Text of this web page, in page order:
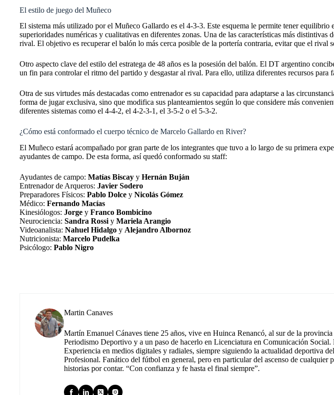
El estilo de juego del Muñeco
El sistema más utilizado por el Muñeco Gallardo es el 4-3-3. Este esquema le permite tener
superioridades numéricas y cualitativas en diferentes zonas. Una de las características más
rival. El objetivo es recuperar el balón lo más cerca posible de la portería contraria, evitar que el rival
Otro aspecto clave del estilo del estratega de 48 años es la posesión del balón. El DT argentino
un fin para controlar el ritmo del partido y desgastar al rival. Para ello, utiliza diferentes recursos para
Otra de sus virtudes más destacadas como entrenador es su capacidad para adaptarse a las
forma de jugar exclusiva, sino que modifica sus planteamientos según lo que considere más
diferentes sistemas como el 4-4-2, el 4-2-3-1, el 3-5-2 o el 5-3-2.
¿Cómo está conformado el cuerpo técnico de Marcelo Gallardo en River?
El Muñeco estará acompañado por gran parte de los integrantes que tuvo a lo largo de su primera
ayudantes de campo. De esta forma, así quedó conformado su staff:
Ayudantes de campo: Matías Biscay y Hernán Buján
Entrenador de Arqueros: Javier Sodero
Preparadores Físicos: Pablo Dolce y Nicolás Gómez
Médico: Fernando Macías
Kinesiólogos: Jorge y Franco Bombicino
Neurociencia: Sandra Rossi y Mariela Arangio
Videoanalista: Nahuel Hidalgo y Alejandro Albornoz
Nutricionista: Marcelo Pudelka
Psicólogo: Pablo Nigro
Martin Canaves
Martín Emanuel Cánaves tiene 25 años, vive en Huinca Renancó, al sur de la
Periodismo Deportivo y a un paso de hacerlo en Licenciatura en Comunicación
Experiencia en medios digitales y radiales, siempre siguiendo la actualidad deportiva
Profesional. Fanático del fútbol en general, pero en particular del ascenso de cualquier
historias por contar. “Con confianza y fe hasta el final siempre”.